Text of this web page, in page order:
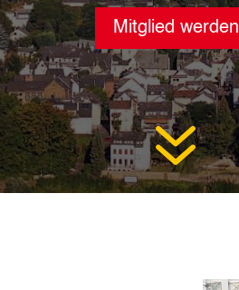
Mitglied werden
7